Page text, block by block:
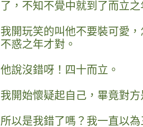
了，不知不覺中就到了而立之
我開玩笑的叫他不要裝可愛
不惑之年才對。
他說沒錯呀！四十而立。
我開始懷疑起自己，畢竟對
所以是我錯了嗎？我一直以